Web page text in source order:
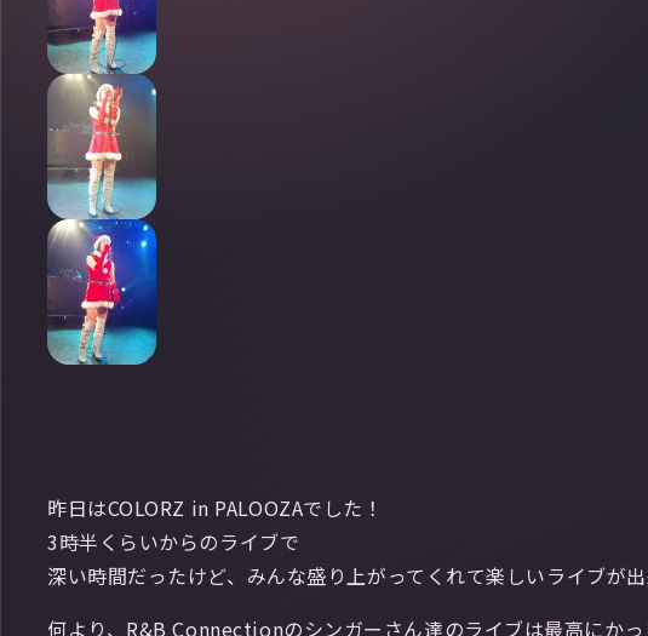
昨日はCOLORZ in PALOOZAでした！
3時半くらいからのライブで
深い時間だったけど、みんな盛り上がってくれて楽しいライブ
何より、R&B Connectionのシンガーさん達のライブは最高に